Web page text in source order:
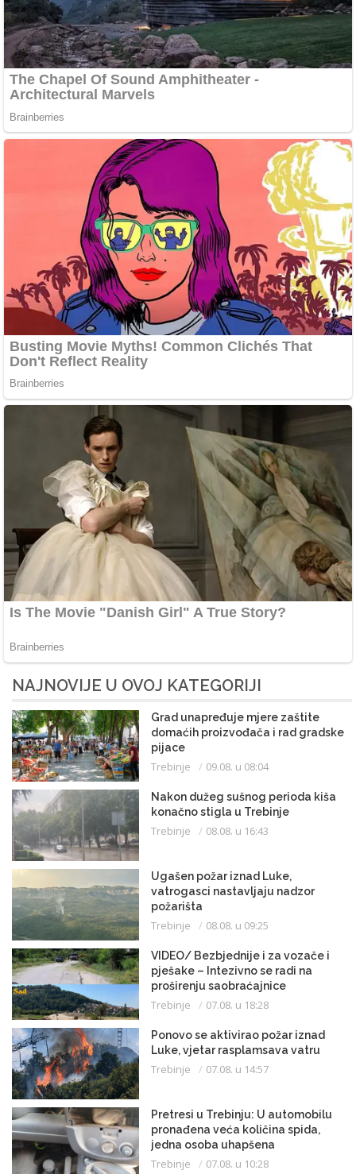
NAJNOVIJE U OVOJ KATEGORIJI
Grad unapređuje mjere zaštite
domaćih proizvođača i rad gradske
pijace
Trebinje 09.08. u 08:04
Nakon dužeg sušnog perioda kiša
konačno stigla u Trebinje
Trebinje 08.08. u 16:43
Ugašen požar iznad Luke,
vatrogasci nastavljaju nadzor
požarišta
Trebinje 08.08. u 09:25
VIDEO/ Bezbjednije i za vozače i
pješake – Intezivno se radi na
proširenju saobraćajnice
Trebinje 07.08. u 18:28
Ponovo se aktivirao požar iznad
Luke, vjetar rasplamsava vatru
Trebinje 07.08. u 14:57
Pretresi u Trebinju: U automobilu
pronađena veća količina spida,
jedna osoba uhapšena
Trebinje 07.08. u 10:28